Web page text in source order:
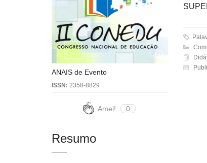
ANAIS de Evento
ISSN: 2358-8829
Amei! 0
Resumo